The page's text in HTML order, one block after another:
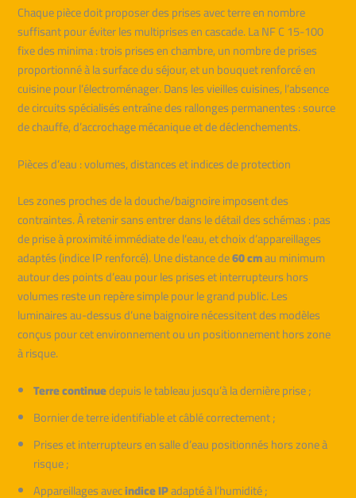
Chaque pièce doit proposer des prises avec terre en nombre
suffisant pour éviter les multiprises en cascade. La NF C 15-100
fixe des minima : trois prises en chambre, un nombre de prises
proportionné à la surface du séjour, et un bouquet renforcé en
cuisine pour l’électroménager. Dans les vieilles cuisines, l’absence
de circuits spécialisés entraîne des rallonges permanentes : source
de chauffe, d’accrochage mécanique et de déclenchements.
Pièces d’eau : volumes, distances et indices de protection
Les zones proches de la douche/baignoire imposent des
contraintes. À retenir sans entrer dans le détail des schémas : pas
de prise à proximité immédiate de l’eau, et choix d’appareillages
adaptés (indice IP renforcé). Une distance de60 cmau minimum
autour des points d’eau pour les prises et interrupteurs hors
volumes reste un repère simple pour le grand public. Les
luminaires au-dessus d’une baignoire nécessitent des modèles
conçus pour cet environnement ou un positionnement hors zone
à risque.
Terre continuedepuis le tableau jusqu’à la dernière prise ;
Bornier de terre identifiable et câblé correctement ;
Prises et interrupteurs en salle d’eau positionnés hors zone à
risque ;
Appareillages avecindice IPadapté à l’humidité ;